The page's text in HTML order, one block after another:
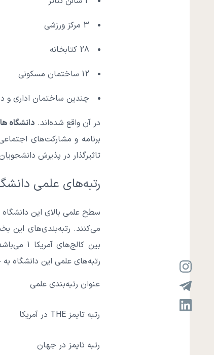
3 مرکز ورزشی
28 کتابخانه
12 ساختمان مسکونی
چندین ساختمان اداری و
در آن واقع شده‌اند. دانشگاه
برنامه و مشارکت‌های
تاثیرگذار در پذیرش
رتبه‌های علمی
سطح علمی بالای این
بین
رتبه‌های علمی این دانشگاه
عنوان رتبه‌بندی علمی
رتبه تایمز THE در آمریکا
رتبه تایمز در جهان